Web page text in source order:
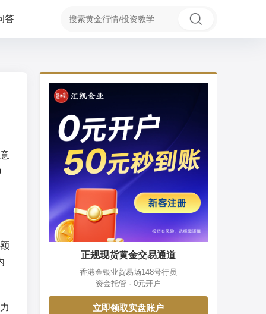
答
正规现货黄金交易通道
香港金银业贸易场148号行员
资金托管 · 0元开户
立即领取实盘账户